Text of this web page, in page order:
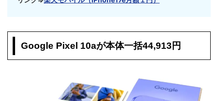
Google Pixel 10aが本体一括44,913円